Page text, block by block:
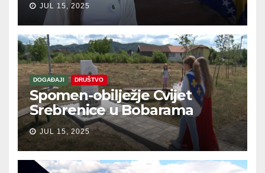
JUL 15, 2025
DOGAĐAJI DRUŠTVO
Spomen-obilježje Cvijet
Srebrenice u Bobarama
JUL 15, 2025